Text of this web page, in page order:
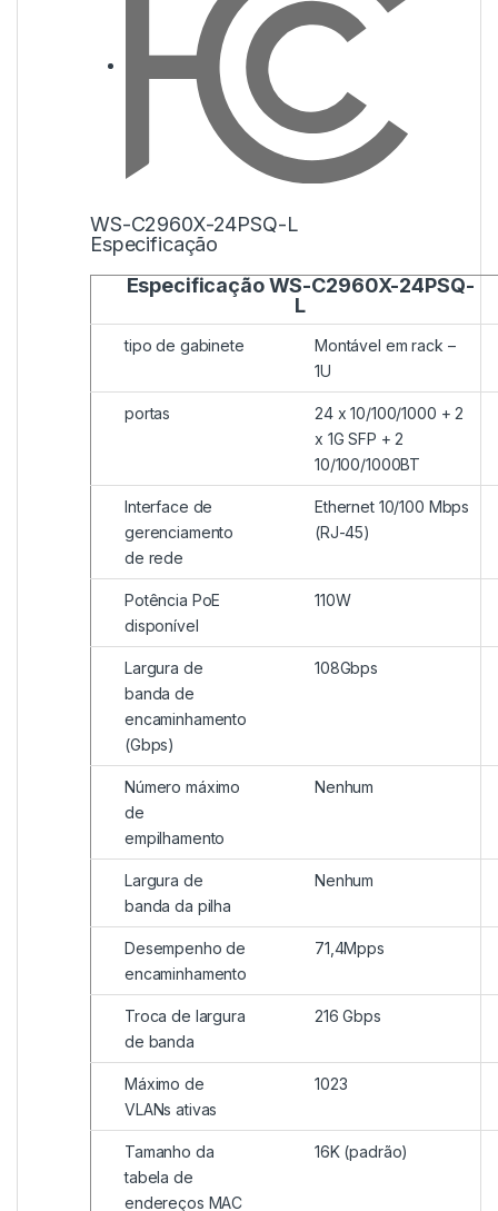
WS-C2960X-24PSQ-L
Especificação
Especificação WS-C2960X-24PSQ-
L
tipo de gabinete
Montável em rack –
1U
portas
24 x 10/100/1000 + 2
x 1G SFP + 2
10/100/1000BT
Interface de
gerenciamento
de rede
Ethernet 10/100 Mbps
(RJ-45)
Potência PoE
disponível
110W
Largura de
banda de
encaminhamento
(Gbps)
108Gbps
Número máximo
de
empilhamento
Nenhum
Largura de
banda da pilha
Nenhum
Desempenho de
encaminhamento
71,4Mpps
Troca de largura
de banda
216 Gbps
Máximo de
VLANs ativas
1023
Tamanho da
tabela de
endereços MAC
16K (padrão)